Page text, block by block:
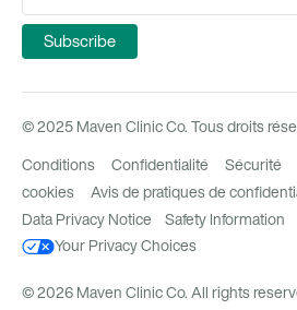
© 2025 Maven Clinic Co. Tous droits
Conditions Confidentialité Sécurité
cookies
Avis de pratiques de
Data Privacy Notice
Safety Information
Your Privacy Choices
© 2026 Maven Clinic Co. All rights